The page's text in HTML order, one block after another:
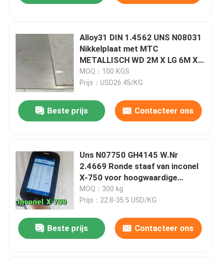
Alloy31 DIN 1.4562 UNS N08031
Nikkelplaat met MTC
METALLISCH WD 2M X LG 6M X
THK 12MM
MOQ：100 KGS
Prijs：USD26.45/KG
Beste prijs Contacteer ons
Uns N07750 GH4145 W.Nr
2.4669 Ronde staaf van inconel
X-750 voor hoogwaardige
motorbindingen
MOQ：300 kg
Prijs：22.8-35.5 USD/KG
Beste prijs Contacteer ons